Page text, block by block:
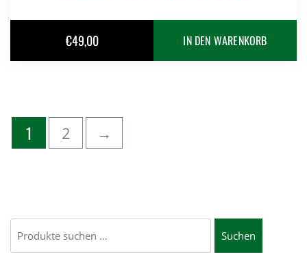
€49,00 IN DEN WARENKORB
1 2 →
Suchen
nach:
Suchen